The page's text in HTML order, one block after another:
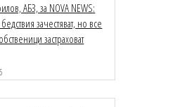
АБЗ, за NOVA NEWS:
зачестяват, но все
застраховат